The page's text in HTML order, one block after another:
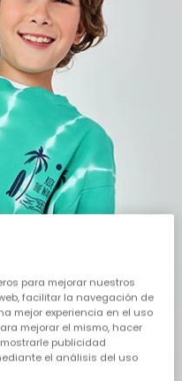
Començar la
para mejorar nuestros
facilitar la navegación de
mejor experiencia en el uso
mejorar el mismo, hacer
publicidad
el análisis del uso